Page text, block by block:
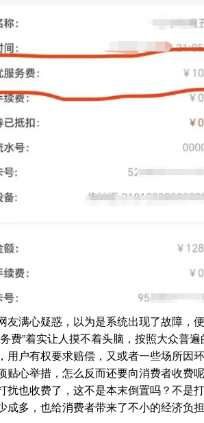
友满心疑惑，以为是系统出现了故障，
费”着实让人摸不着头脑，按照大众普
用户有权要求赔偿，又或者一些场所因
贴心举措，怎么反而还要向消费者收费
扰也收费了，这不是本末倒置吗？不是
成多，也给消费者带来了不小的经济负